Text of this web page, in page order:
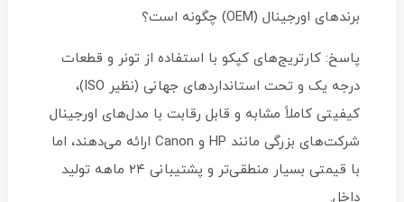
برندهای اورجینال (OEM) چگونه است؟
پاسخ: کارتریج‌های کپکو با استفاده از تونر و قطعات
درجه یک و تحت استانداردهای جهانی (نظیر ISO)،
کیفیتی کاملاً مشابه و قابل رقابت با مدل‌های اورجینال
شرکت‌های بزرگی مانند HP و Canon ارائه می‌دهند، اما
با قیمتی بسیار منطقی‌تر و پشتیبانی ۲۴ ماهه تولید
داخل.